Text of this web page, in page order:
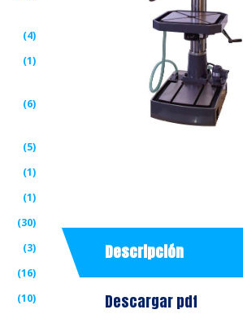
Descripción
Descargar pdf
(4)
(1)
(6)
(5)
(1)
(1)
(30)
(3)
(16)
(10)